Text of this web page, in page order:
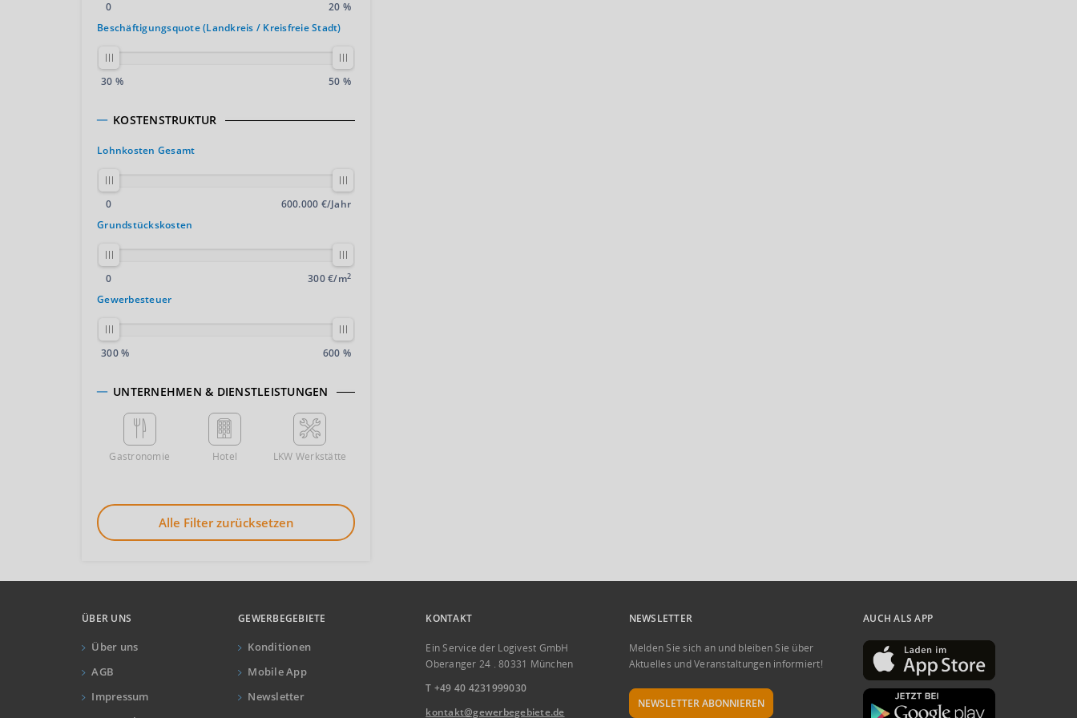
0
20 %
Beschäftigungsquote (Landkreis / Kreisfreie Stadt)
30 % 50 %
KOSTENSTRUKTUR
Lohnkosten Gesamt
0
600.000 €/Jahr
Grundstückskosten
0 300 €/m2
Gewerbesteuer
300 % 600 %
UNTERNEHMEN & DIENSTLEISTUNGEN
Gastronomie Hotel LKW Werkstätte
Alle Filter zurücksetzen
ÜBER UNS
Über uns
AGB
Impressum
GEWERBEGEBIETE
Konditionen
Mobile App
Newsletter
KONTAKT
Ein Service der Logivest GmbH
Oberanger 24 . 80331 München
T +49 40 4231999030
kontakt@gewerbegebiete.de
NEWSLETTER
Melden Sie sich an und bleiben Sie über
Aktuelles und Veranstaltungen informiert!
NEWSLETTER ABONNIEREN
AUCH ALS APP